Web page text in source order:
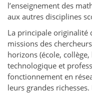
l’enseignement des
aux autres disciplines
La principale originalité
missions des
horizons (école,
technologique et
fonctionnement en
leurs grandes